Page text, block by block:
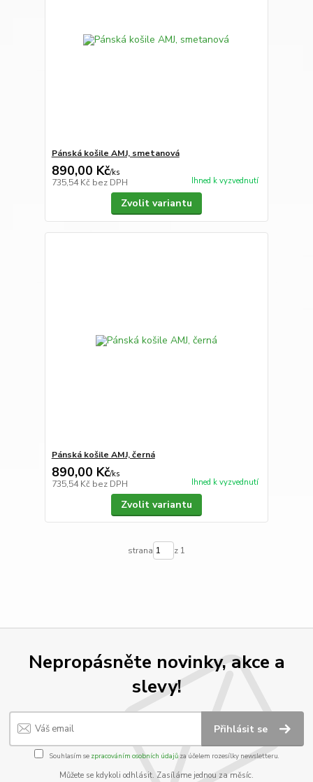
Pánská košile AMJ, smetanová
890,00 Kč/ks
735,54 Kč bez DPH Ihned k vyzvednutí
Zvolit variantu
Pánská košile AMJ, černá
890,00 Kč/ks
735,54 Kč bez DPH Ihned k vyzvednutí
Zvolit variantu
strana z 1
Nepropásněte novinky, akce a
slevy!
Přihlásit se
Souhlasím se zpracováním osobních údajůza účelem rozesílky newsletteru.
Můžete se kdykoli odhlásit. Zasíláme jednou za měsíc.